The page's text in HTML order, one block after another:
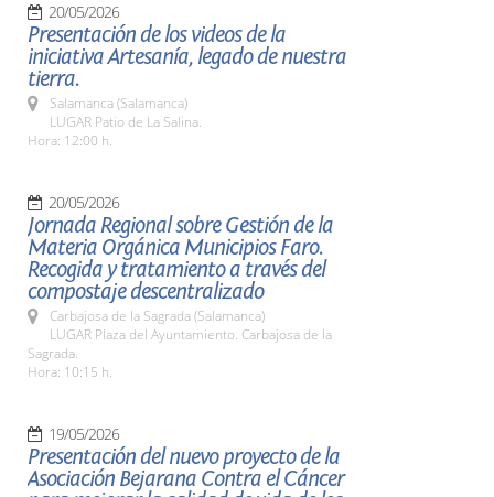
20/05/2026
Presentación de los videos de la
iniciativa Artesanía, legado de nuestra
tierra.
Salamanca (Salamanca)
LUGAR Patio de La Salina.
Hora: 12:00 h.
20/05/2026
Jornada Regional sobre Gestión de la
Materia Orgánica Municipios Faro.
Recogida y tratamiento a través del
compostaje descentralizado
Carbajosa de la Sagrada (Salamanca)
LUGAR Plaza del Ayuntamiento. Carbajosa de la
Sagrada.
Hora: 10:15 h.
19/05/2026
Presentación del nuevo proyecto de la
Asociación Bejarana Contra el Cáncer